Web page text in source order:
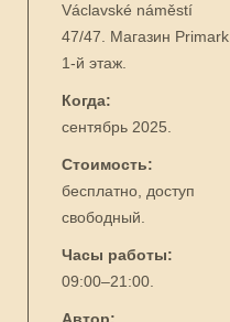
Václavské náměstí
47/47. Магазин Primark.
1-й этаж.
Когда:
сентябрь 2025.
Стоимость:
бесплатно, доступ
свободный.
Часы работы:
09:00–21:00.